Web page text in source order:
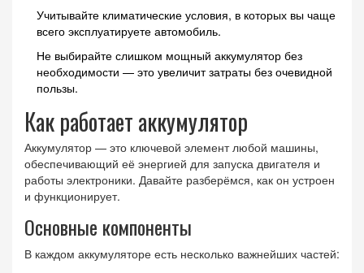
Учитывайте климатические условия, в которых вы чаще
всего эксплуатируете автомобиль.
Не выбирайте слишком мощный аккумулятор без
необходимости — это увеличит затраты без очевидной
пользы.
Как работает аккумулятор
Аккумулятор — это ключевой элемент любой машины,
обеспечивающий её энергией для запуска двигателя и
работы электроники. Давайте разберёмся, как он устроен
и функционирует.
Основные компоненты
В каждом аккумуляторе есть несколько важнейших частей: